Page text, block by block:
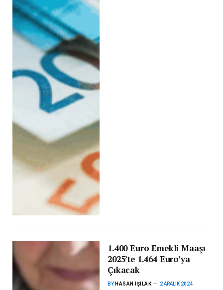
1.400 Euro Emekli Maaşı
2025’te 1.464 Euro’ya
Çıkacak
BY HASAN IŞILAK 2 ARALIK 2024